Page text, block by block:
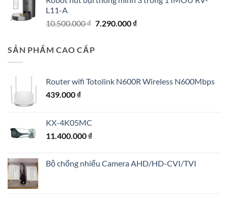
là:
tại
1.150.000 ₫.
L11-A
10.500.000₫ Giá
7.290.000 ₫Giá
SẢN PHẨM CAO CẤP
Router wifi Totolink N600R Wireless N600Mbps
439.000 ₫
KX-4K05MC
11.400.000 ₫
Bộ chống nhiểu Camera AHD/HD-CVI/TVI